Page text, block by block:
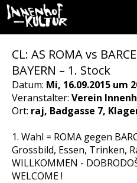
CL: AS ROMA vs
BAYERN – 1. Stock
Datum: Mi, 16.09.2015 um
Veranstalter: Verein
Ort: raj, Badgasse 7,
1. Wahl = ROMA gegen
Grossbild, Essen, Trinken,
WILLKOMMEN -
WELCOME !